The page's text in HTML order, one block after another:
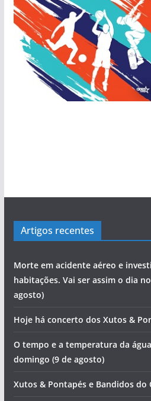
Artigos recentes
Morte em acidente aéreo e
habitações. Vai ser assim o dia
agosto)
Hoje há concerto dos Xutos &
O tempo e a temperatura da
domingo (9 de agosto)
Xutos & Pontapés e Bandidos do